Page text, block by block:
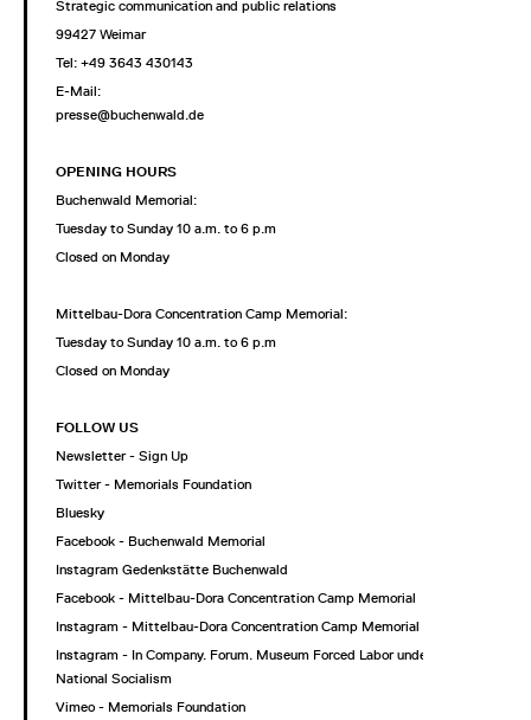
Strategic communication and public relations
99427 Weimar
Tel: +49 3643 430143
E-Mail:
presse@buchenwald.de
OPENING HOURS
Buchenwald Memorial:
Tuesday to Sunday 10 a.m. to 6 p.m
Closed on Monday
Mittelbau-Dora Concentration Camp Memorial:
Tuesday to Sunday 10 a.m. to 6 p.m
Closed on Monday
FOLLOW US
Newsletter - Sign Up
Twitter - Memorials Foundation
Bluesky
Facebook - Buchenwald Memorial
Instagram Gedenkstätte Buchenwald
Facebook - Mittelbau-Dora Concentration Camp Memorial
Instagram - Mittelbau-Dora Concentration Camp Memorial
Instagram - In Company. Forum. Museum Forced Labor under
National Socialism
Vimeo - Memorials Foundation